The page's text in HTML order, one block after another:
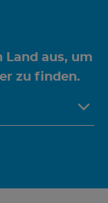
Land aus, um
zu finden.